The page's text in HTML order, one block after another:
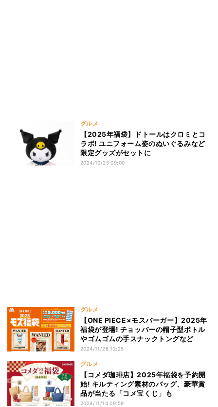
グルメ
【2025年福袋】ドトールはクロミとコ
ラボ! ユニフォーム姿のぬいぐるみなど
限定グッズがセットに
2024/10/25 09:00
グルメ
【ONE PIECE×モスバーガー】2025年
福袋が登場! チョッパーの帽子型ボトル
やゴムゴムの手スナックトングなど
2024/11/28 12:25
グルメ
【コメダ珈琲店】2025年福袋を予約開
始! キルティング素材のバッグ、豪華賞
品が当たる「コメ宝くじ」も
2024/11/14 09:59